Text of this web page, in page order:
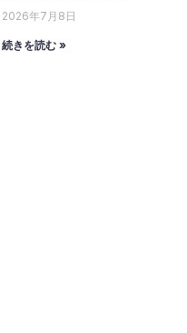
2026年7月8日
続きを読む »